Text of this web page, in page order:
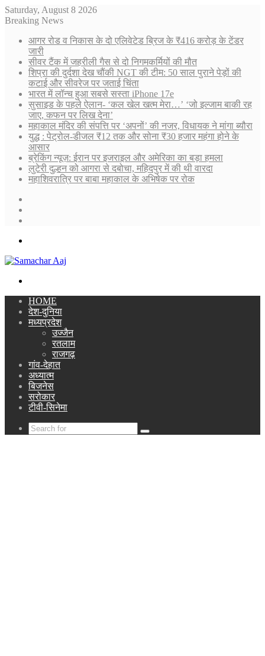
Saturday, August 8 2026
Breaking News
आगर रोड व निकास के दो एलिवेटेड ब्रिज के ₹416 करोड़ के टेंडर
जारी
सीवर टैंक में जहरीली गैस से दो निगमकर्मियों की मौत
शिप्रा की दुर्दशा देख चौंकी NGT की टीम: 50 साल पुराने पेड़ों की
कटाई और सीवरेज पर जताई चिंता
भारत में लॉन्च हुआ सबसे सस्ता iPhone 17e
सुसाइड के पहले ऐलान- ‘कल खेल खत्म मेरा…’ ‘जो इल्जाम बाकी रह
जाए, कफन पर लिख देना’
महाकाल मंदिर की संपत्ति पर ‘अपनों’ की नजर, विधायक ने मांगा ब्यौरा
युद्ध : पेट्रोल-डीजल ₹12 तक और सोना ₹30 हजार महंगा होने के
आसार
ब्रेकिंग न्यूज़: ईरान पर इजराइल और अमेरिका का बड़ा हमला
लुटेरी दुल्हन को आगरा से दबोचा, महिदपुर में की थी वारदा
महाशिवरात्रि पर बाबा महाकाल के अभिषेक पर रोक
HOME
देश-दुनिया
मध्यप्रदेश
उज्जैन
रतलाम
राजगढ़
गांव-देहात
अध्यात्म
बिजनेस
सरोकार
टीवी-सिनेमा
Search